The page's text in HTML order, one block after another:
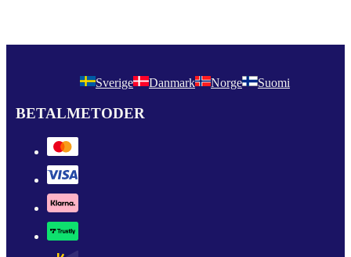
Sverige Danmark Norge Suomi
BETALMETODER